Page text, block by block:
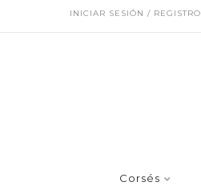
INICIAR SESIÓN / REGISTRO
Corsés